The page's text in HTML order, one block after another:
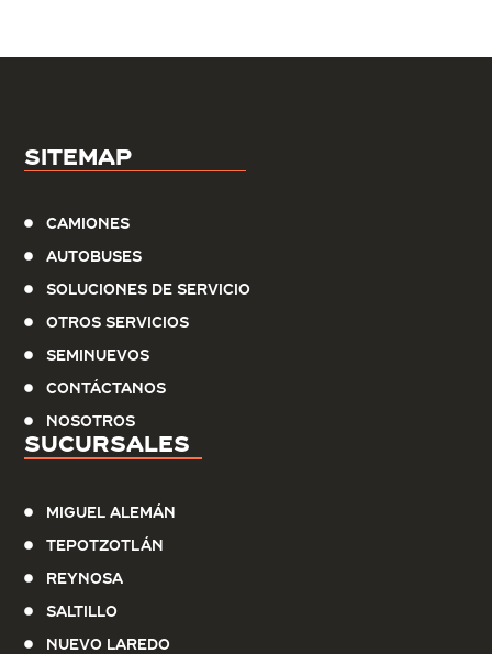
Sucursales
Miguel Alemán
Tepotzotlán
Reynosa
Saltillo
Nuevo Laredo
Sitemap
Camiones
Autobuses
Soluciones de servicio
Otros Servicios
Seminuevos
Contáctanos
Nosotros